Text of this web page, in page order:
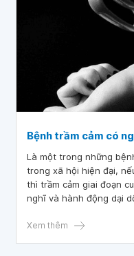
Bệnh trầm cảm có
Là một trong những
trong xã hội hiện đại,
thì trầm cảm giai đoạn
nghĩ và hành động dại
Xem thêm